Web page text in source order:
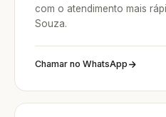
com o atendimento mais
Souza.
Chamar no WhatsApp